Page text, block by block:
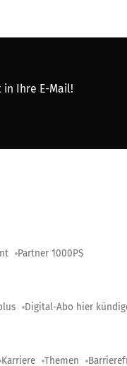
in Ihre E-Mail!
Partner 1000PS
Digital-Abo hier
Karriere Themen